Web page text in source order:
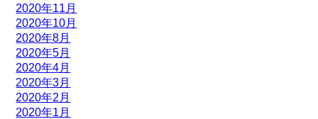
2020年11月
2020年10月
2020年8月
2020年5月
2020年4月
2020年3月
2020年2月
2020年1月